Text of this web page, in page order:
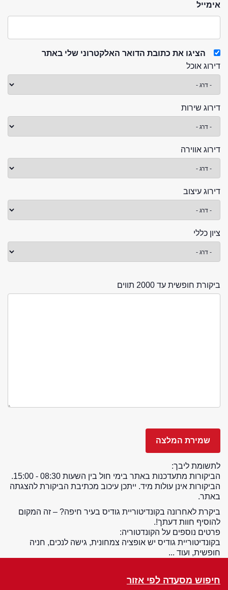
אימייל
הציגו את כתובת הדואר האלקטרוני שלי באתר
דירוג אוכל
דירוג שירות
דירוג אווירה
דירוג עיצוב
ציון כללי
ביקורת חופשית עד 2000 תווים
לתשומת ליבך:
הביקורות מתעדכנות באתר בימי חול בין השעות 08:30 - 15:00.
הביקורות אינן עולות מיד. ייתכן עיכוב מכתיבת הביקורת להצגתה
באתר.
ביקרת לאחרונה בקונדיטוריית גודיס בעיר חיפה? – זה המקום
להוסיף חוות דעתך!.
פרטים נוספים על הקונדטוריה:
בקונדיטוריית גודיס יש אופציה צמחונית, גישה לנכים, חניה
חופשית, ועוד ...
חיפוש מסעדה לפי אזור